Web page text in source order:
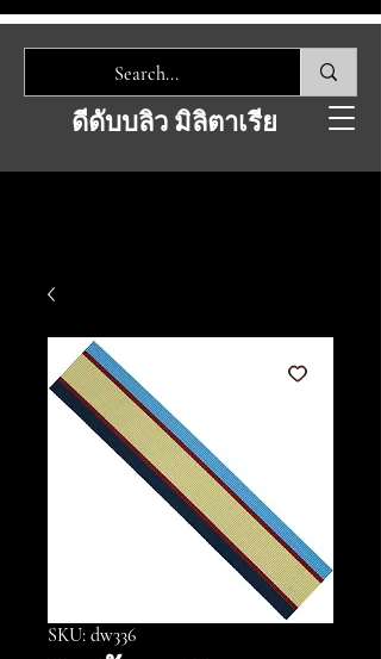
ดีดับบลิว มิลิตาเรีย
SKU: dw336